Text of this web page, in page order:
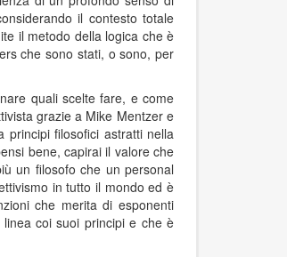
il contesto totale
il metodo della logica che è
che sono stati, o sono, per
quali scelte fare, e come
grazie a Mike Mentzer e
filosofici astratti nella
bene, capirai il valore che
un filosofo che un personal
in tutto il mondo ed è
che merita di esponenti
coi suoi principi e che è